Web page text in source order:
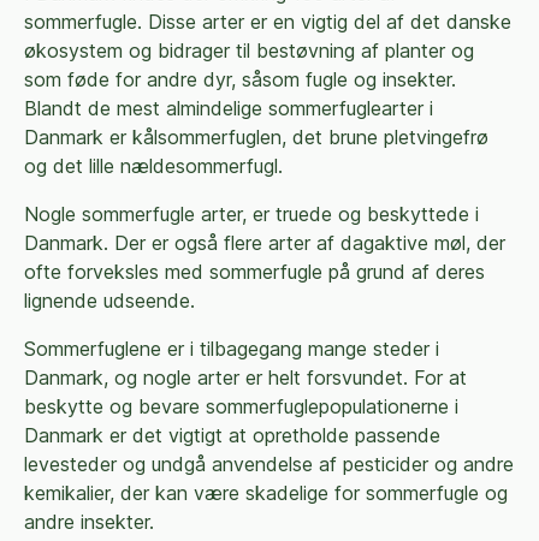
sommerfugle. Disse arter er en vigtig del af det danske
økosystem og bidrager til bestøvning af planter og
som føde for andre dyr, såsom fugle og insekter.
Blandt de mest almindelige sommerfuglearter i
Danmark er kålsommerfuglen, det brune pletvingefrø
og det lille nældesommerfugl.
Nogle sommerfugle arter, er truede og beskyttede i
Danmark. Der er også flere arter af dagaktive møl, der
ofte forveksles med sommerfugle på grund af deres
lignende udseende.
Sommerfuglene er i tilbagegang mange steder i
Danmark, og nogle arter er helt forsvundet. For at
beskytte og bevare sommerfuglepopulationerne i
Danmark er det vigtigt at opretholde passende
levesteder og undgå anvendelse af pesticider og andre
kemikalier, der kan være skadelige for sommerfugle og
andre insekter.